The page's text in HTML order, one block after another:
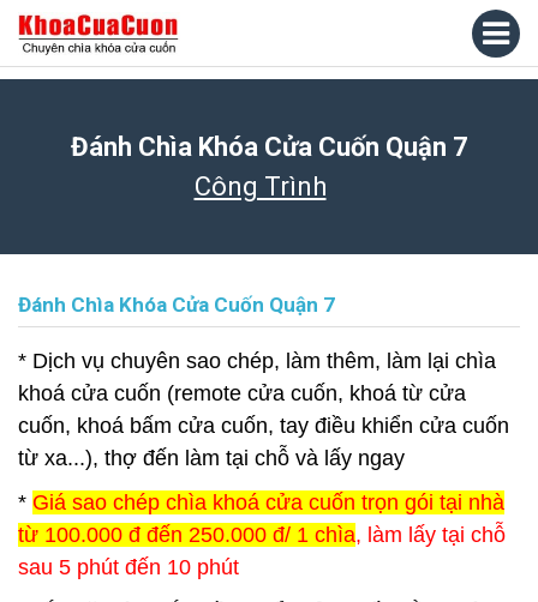
Đánh Chìa Khóa Cửa Cuốn Quận 7
Công Trình
Đánh Chìa Khóa Cửa Cuốn Quận 7
* Dịch vụ chuyên sao chép, làm thêm, làm lại chìa
khoá cửa cuốn (remote cửa cuốn, khoá từ cửa
cuốn, khoá bấm cửa cuốn, tay điều khiển cửa cuốn
từ xa...), thợ đến làm tại chỗ và lấy ngay
* Giá sao chép chìa khoá cửa cuốn trọn gói tại nhà
từ 100.000 đ đến 250.000 đ/ 1 chìa, làm lấy tại chỗ
sau 5 phút đến 10 phút